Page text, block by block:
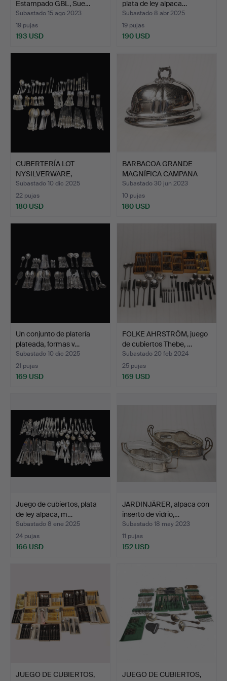
Estampado GBL, Sue…
Subastado 15 ago 2023
19 pujas
193 USD
plata de ley alpaca…
Subastado 8 abr 2025
19 pujas
190 USD
CUBERTERÍA LOT
NYSILVERWARE,
diferentes mo…
Subastado 10 dic 2025
22 pujas
180 USD
BARBACOA GRANDE
MAGNÍFICA CAMPANA
victoria…
Subastado 30 jun 2023
10 pujas
180 USD
Un conjunto de platería
plateada, formas v…
Subastado 10 dic 2025
21 pujas
169 USD
FOLKE AHRSTRÖM, juego
de cubiertos Thebe, …
Subastado 20 feb 2024
25 pujas
169 USD
Juego de cubiertos, plata
de ley alpaca, m…
Subastado 8 ene 2025
24 pujas
166 USD
JARDINJÄRER, alpaca con
inserto de vidrio,…
Subastado 18 may 2023
11 pujas
152 USD
JUEGO DE CUBIERTOS,
JUEGO DE CUBIERTOS,